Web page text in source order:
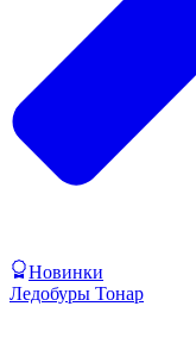
Новинки
Ледобуры Тонар